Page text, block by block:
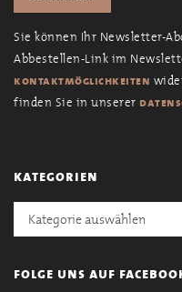
Sie können Ihr Newsletter-
Abbestellen-Link im
kontaktmöglichkeiten
finden Sie in unserer
kategorien
Kategorien
folge uns auf